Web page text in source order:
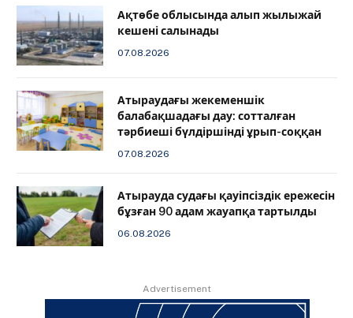
Ақтөбе облысында алып жылыжай
кешені салынады
07.08.2026
Атыраудағы жекеменшік
балабақшадағы дау: сотталған
тәрбиеші бүлдіршінді ұрып-соққан
07.08.2026
Атырауда судағы қауіпсіздік ережесін
бұзған 90 адам жауапқа тартылды
06.08.2026
Advertisement